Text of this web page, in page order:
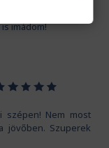
imádom!
2345
szépen! Nem most
jövőben. Szuperek